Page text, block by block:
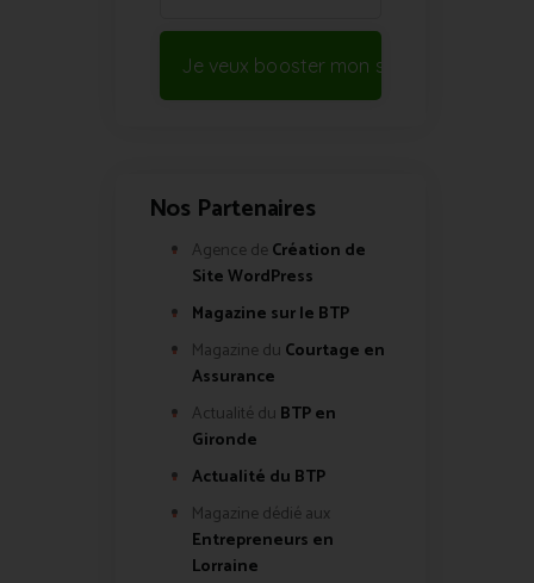
Je veux booster mon site !
Nos Partenaires
Agence de Création de
Site WordPress
Magazine sur le BTP
Magazine du Courtage en
Assurance
Actualité du BTP en
Gironde
Actualité du BTP
Magazine dédié aux
Entrepreneurs en
Lorraine